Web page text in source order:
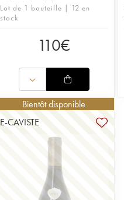
Lot de 1 bouteille | 12 en
stock
110€
Bientôt disponible
E-CAVISTE